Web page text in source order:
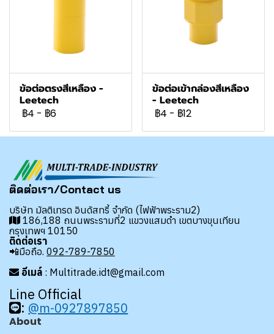
ข้อต่อตรงสีเหลือง -
Leetech
฿4 - ฿6
ข้อต่อเข้ากล่องสีเหลือง
- Leetech
฿4 - ฿12
ติดต่อเรา/Contact us
บริษัท มัลติเทรด อินดัสทรี้ จำกัด (ไฟฟ้าพระราม2)
186,188 ถนนพระรามที่2 แขวงแสมดำ เขตบางขุนเทียน
กรุงเทพฯ 10150
ติดต่อเรา
📲มือถือ. 092-789-7850
อีเมล์ : Multitrade.idt@gmail.com
Line Official
: @m-0927897850
About